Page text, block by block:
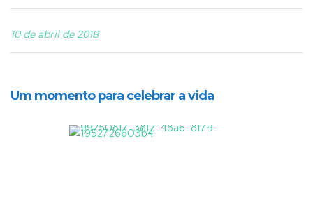
10 de abril de 2018
Um momento para celebrar a vida